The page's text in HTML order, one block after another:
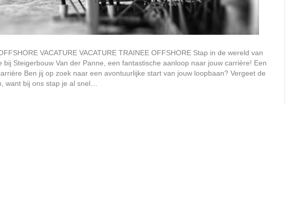
VACATURE VACATURE TRAINEE OFFSHORE Stap in de wereld van
bij Steigerbouw Van der Panne, een fantastische aanloop naar jouw carrière! Een
Ben jij op zoek naar een avontuurlijke start van jouw loopbaan? Vergeet de
want bij ons stap je al snel…